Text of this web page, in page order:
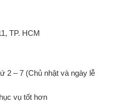
TP. HCM
2 – 7 (Chủ nhật và ngày lễ
vụ tốt hơn